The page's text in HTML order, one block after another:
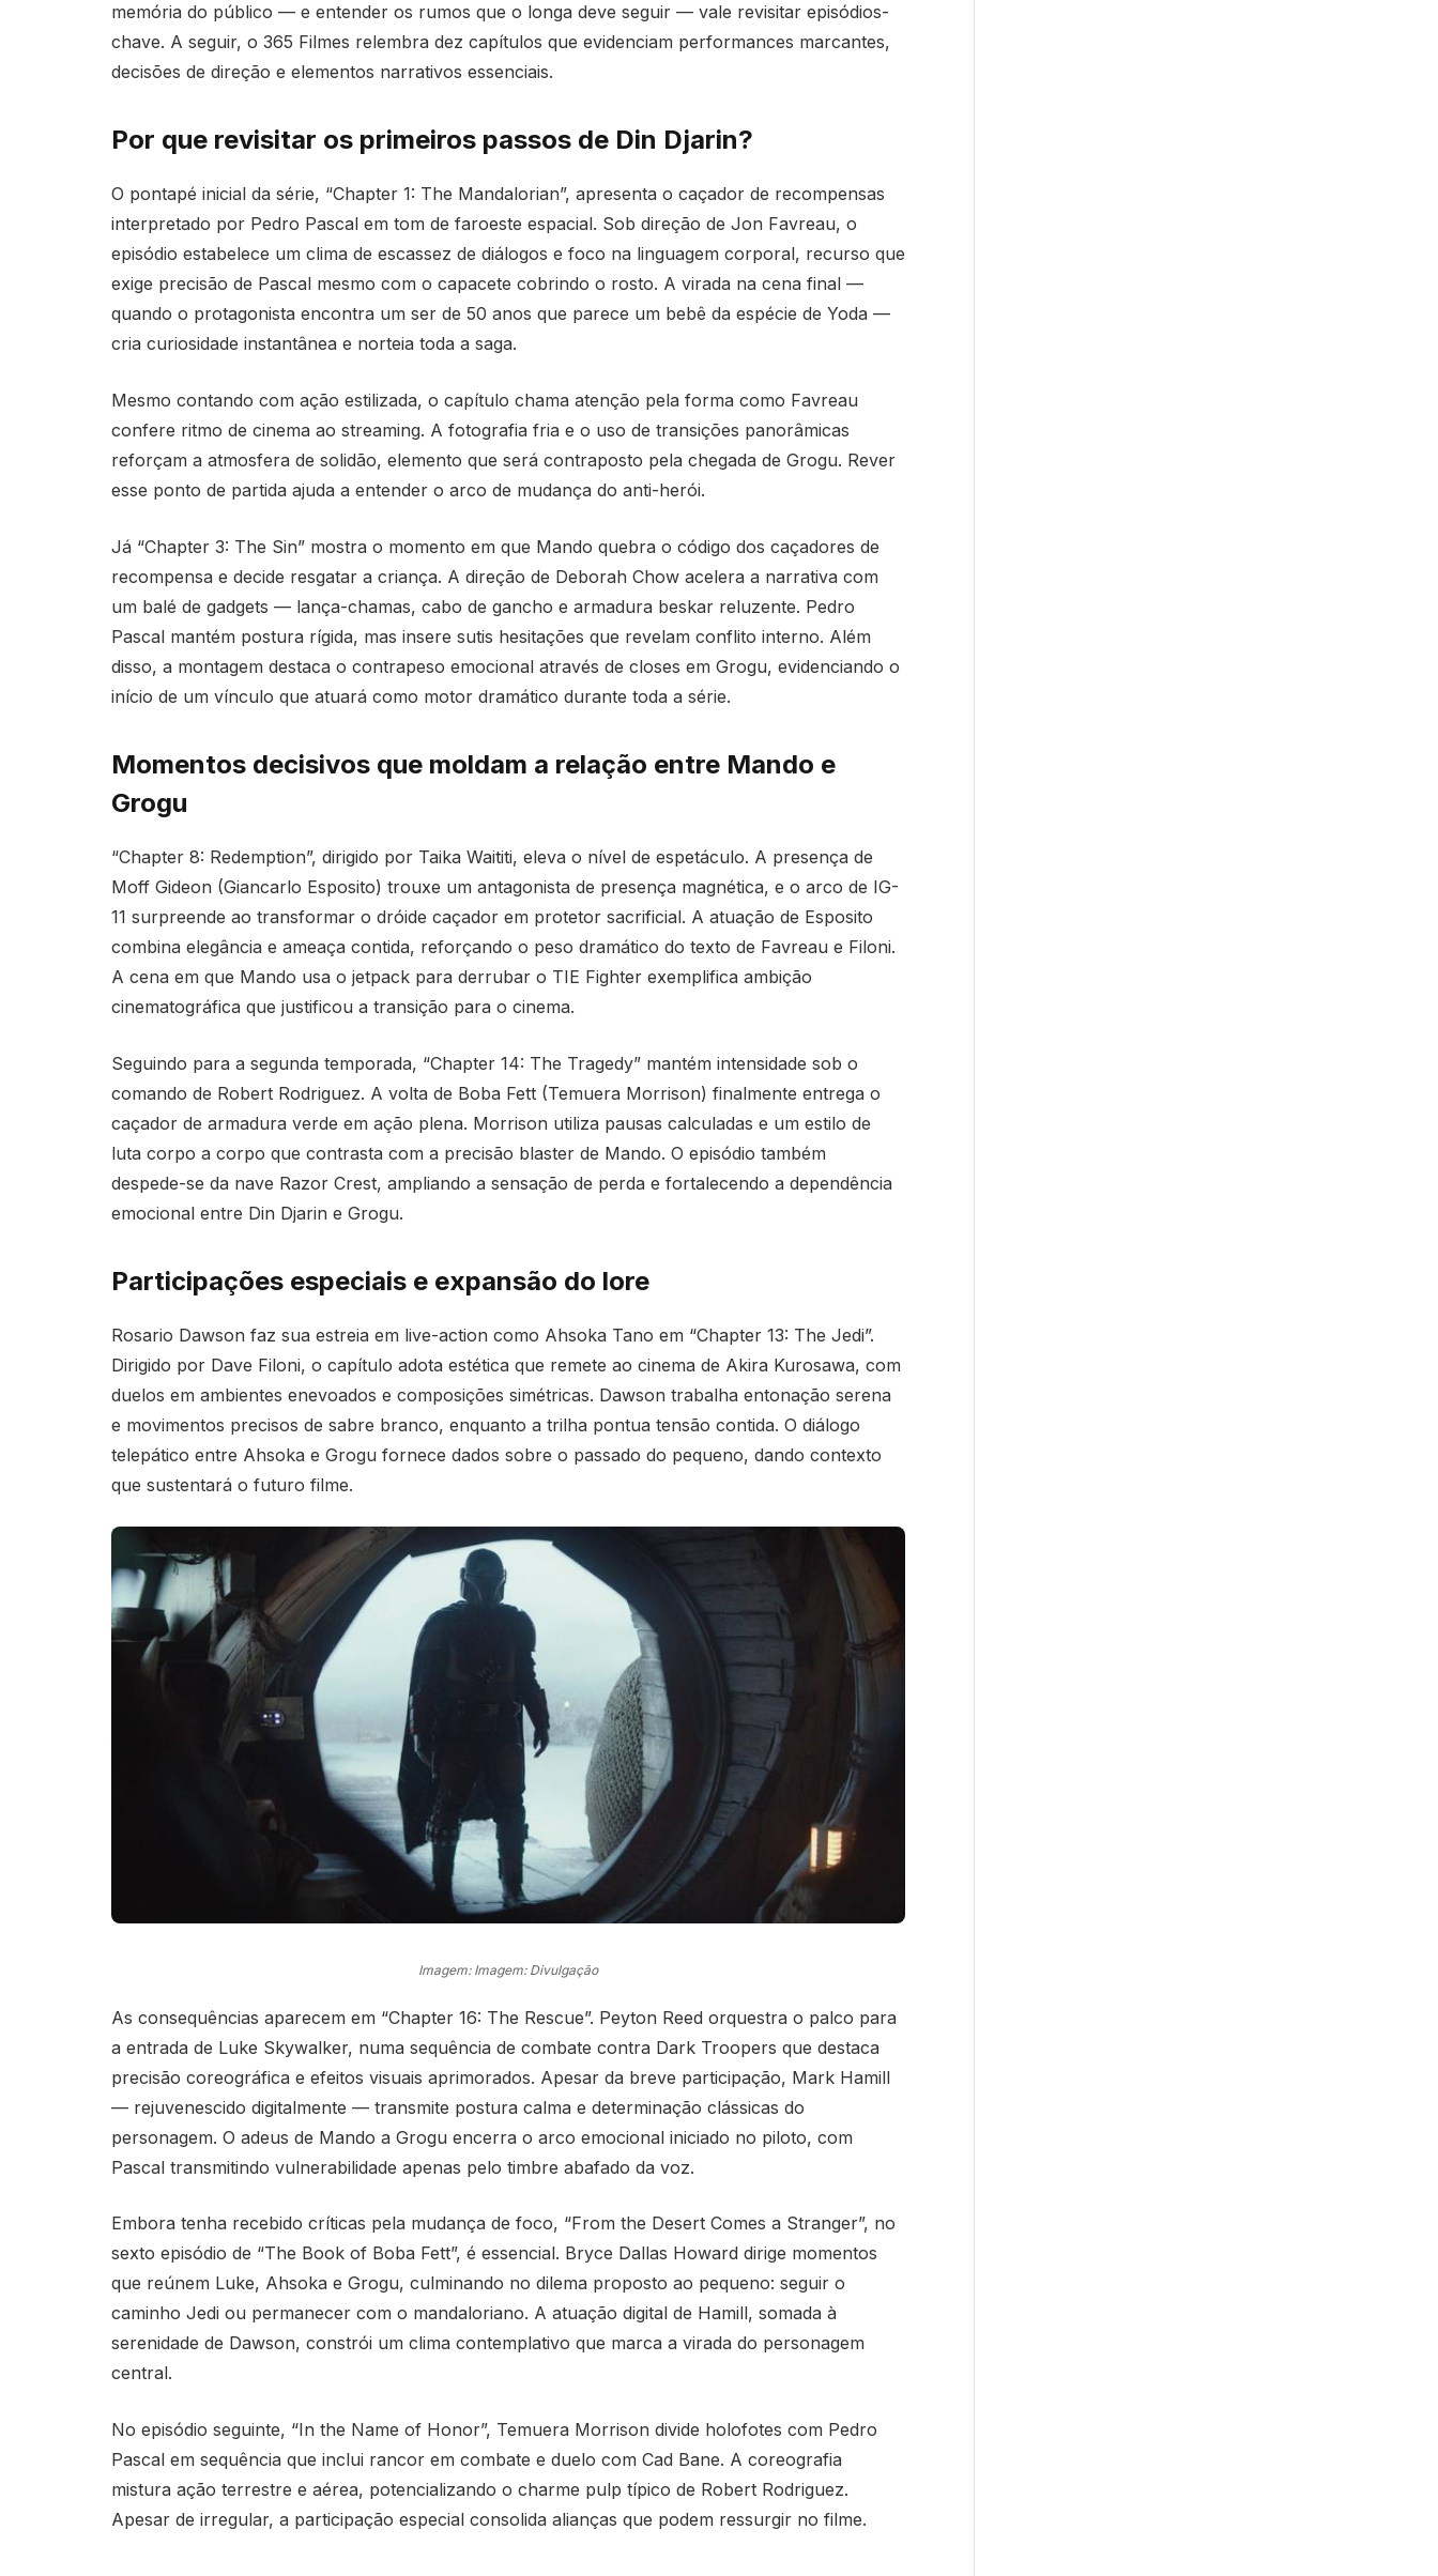
memória do público — e entender os rumos que o longa deve seguir — vale revisitar episódios-
chave. A seguir, o 365 Filmes relembra dez capítulos que evidenciam performances marcantes,
decisões de direção e elementos narrativos essenciais.
Por que revisitar os primeiros passos de Din Djarin?
O pontapé inicial da série, “Chapter 1: The Mandalorian”, apresenta o caçador de recompensas
interpretado por Pedro Pascal em tom de faroeste espacial. Sob direção de Jon Favreau, o
episódio estabelece um clima de escassez de diálogos e foco na linguagem corporal, recurso que
exige precisão de Pascal mesmo com o capacete cobrindo o rosto. A virada na cena final —
quando o protagonista encontra um ser de 50 anos que parece um bebê da espécie de Yoda —
cria curiosidade instantânea e norteia toda a saga.
Mesmo contando com ação estilizada, o capítulo chama atenção pela forma como Favreau
confere ritmo de cinema ao streaming. A fotografia fria e o uso de transições panorâmicas
reforçam a atmosfera de solidão, elemento que será contraposto pela chegada de Grogu. Rever
esse ponto de partida ajuda a entender o arco de mudança do anti-herói.
Já “Chapter 3: The Sin” mostra o momento em que Mando quebra o código dos caçadores de
recompensa e decide resgatar a criança. A direção de Deborah Chow acelera a narrativa com
um balé de gadgets — lança-chamas, cabo de gancho e armadura beskar reluzente. Pedro
Pascal mantém postura rígida, mas insere sutis hesitações que revelam conflito interno. Além
disso, a montagem destaca o contrapeso emocional através de closes em Grogu, evidenciando o
início de um vínculo que atuará como motor dramático durante toda a série.
Momentos decisivos que moldam a relação entre Mando e
Grogu
“Chapter 8: Redemption”, dirigido por Taika Waititi, eleva o nível de espetáculo. A presença de
Moff Gideon (Giancarlo Esposito) trouxe um antagonista de presença magnética, e o arco de IG-
11 surpreende ao transformar o dróide caçador em protetor sacrificial. A atuação de Esposito
combina elegância e ameaça contida, reforçando o peso dramático do texto de Favreau e Filoni.
A cena em que Mando usa o jetpack para derrubar o TIE Fighter exemplifica ambição
cinematográfica que justificou a transição para o cinema.
Seguindo para a segunda temporada, “Chapter 14: The Tragedy” mantém intensidade sob o
comando de Robert Rodriguez. A volta de Boba Fett (Temuera Morrison) finalmente entrega o
caçador de armadura verde em ação plena. Morrison utiliza pausas calculadas e um estilo de
luta corpo a corpo que contrasta com a precisão blaster de Mando. O episódio também
despede-se da nave Razor Crest, ampliando a sensação de perda e fortalecendo a dependência
emocional entre Din Djarin e Grogu.
Participações especiais e expansão do lore
Rosario Dawson faz sua estreia em live-action como Ahsoka Tano em “Chapter 13: The Jedi”.
Dirigido por Dave Filoni, o capítulo adota estética que remete ao cinema de Akira Kurosawa, com
duelos em ambientes enevoados e composições simétricas. Dawson trabalha entonação serena
e movimentos precisos de sabre branco, enquanto a trilha pontua tensão contida. O diálogo
telepático entre Ahsoka e Grogu fornece dados sobre o passado do pequeno, dando contexto
que sustentará o futuro filme.
Imagem: Imagem: Divulgação
As consequências aparecem em “Chapter 16: The Rescue”. Peyton Reed orquestra o palco para
a entrada de Luke Skywalker, numa sequência de combate contra Dark Troopers que destaca
precisão coreográfica e efeitos visuais aprimorados. Apesar da breve participação, Mark Hamill
— rejuvenescido digitalmente — transmite postura calma e determinação clássicas do
personagem. O adeus de Mando a Grogu encerra o arco emocional iniciado no piloto, com
Pascal transmitindo vulnerabilidade apenas pelo timbre abafado da voz.
Embora tenha recebido críticas pela mudança de foco, “From the Desert Comes a Stranger”, no
sexto episódio de “The Book of Boba Fett”, é essencial. Bryce Dallas Howard dirige momentos
que reúnem Luke, Ahsoka e Grogu, culminando no dilema proposto ao pequeno: seguir o
caminho Jedi ou permanecer com o mandaloriano. A atuação digital de Hamill, somada à
serenidade de Dawson, constrói um clima contemplativo que marca a virada do personagem
central.
No episódio seguinte, “In the Name of Honor”, Temuera Morrison divide holofotes com Pedro
Pascal em sequência que inclui rancor em combate e duelo com Cad Bane. A coreografia
mistura ação terrestre e aérea, potencializando o charme pulp típico de Robert Rodriguez.
Apesar de irregular, a participação especial consolida alianças que podem ressurgir no filme.